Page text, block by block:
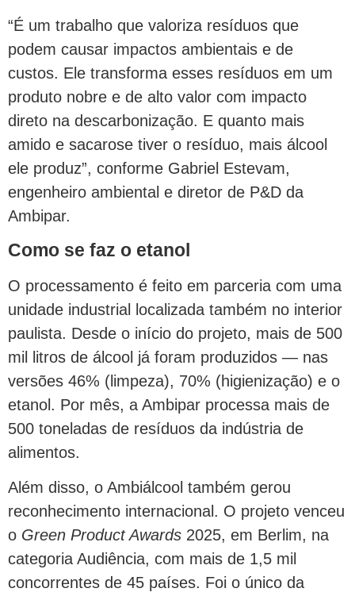
“É um trabalho que valoriza resíduos que
podem causar impactos ambientais e de
custos. Ele transforma esses resíduos em um
produto nobre e de alto valor com impacto
direto na descarbonização. E quanto mais
amido e sacarose tiver o resíduo, mais álcool
ele produz”, conforme Gabriel Estevam,
engenheiro ambiental e diretor de P&D da
Ambipar.
Como se faz o etanol
O processamento é feito em parceria com uma
unidade industrial localizada também no interior
paulista. Desde o início do projeto, mais de 500
mil litros de álcool já foram produzidos — nas
versões 46% (limpeza), 70% (higienização) e o
etanol. Por mês, a Ambipar processa mais de
500 toneladas de resíduos da indústria de
alimentos.
Além disso, o Ambiálcool também gerou
reconhecimento internacional. O projeto venceu
o Green Product Awards 2025, em Berlim, na
categoria Audiência, com mais de 1,5 mil
concorrentes de 45 países. Foi o único da